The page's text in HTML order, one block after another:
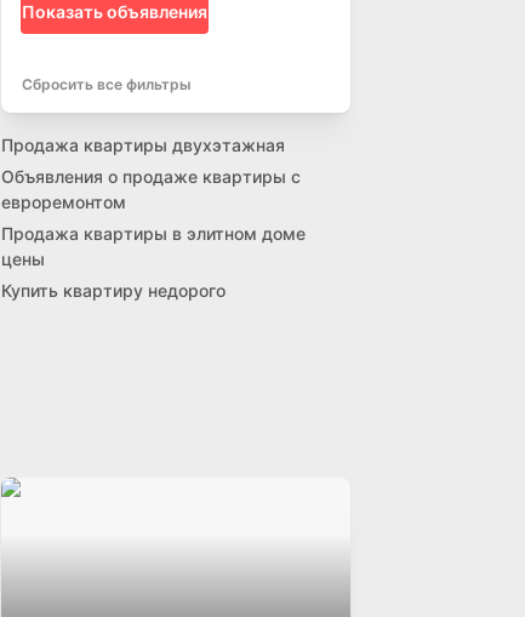
Показать объявления
Сбросить все фильтры
Продажа квартиры двухэтажная
Объявления о продаже квартиры с
евроремонтом
Продажа квартиры в элитном доме
цены
Купить квартиру недорого